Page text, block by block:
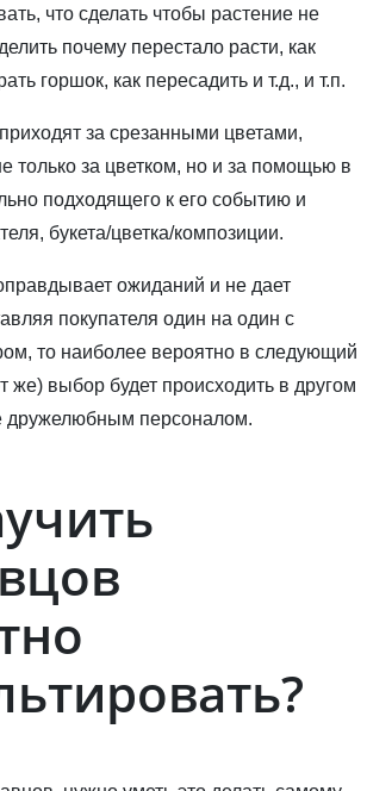
что сделать чтобы растение не
почему перестало расти, как
горшок, как пересадить и т.д., и т.п.
за срезанными цветами,
только за цветком, но и за помощью в
подходящего к его событию и
букета/цветка/композиции.
ожиданий и не дает
покупателя один на один с
то наиболее вероятно в следующий
же) выбор будет происходить в другом
дружелюбным персоналом.